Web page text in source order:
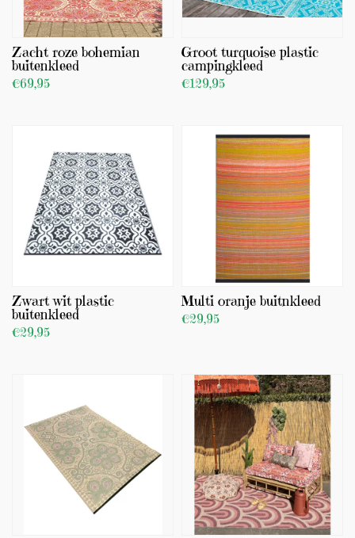
Zacht roze bohemian
buitenkleed
€69,95
Groot turquoise plastic
campingkleed
€129,95
TOEVOEGEN
Zwart wit plastic
buitenkleed
€29,95
Multi oranje buitnkleed
€29,95
(0)